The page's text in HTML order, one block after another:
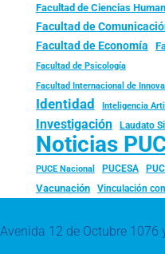
Facultad de Ciencias
Facultad de
Facultad de Economía
Facultad de Psicología
Facultad Internacional de
Identidad Inteligencia
Investigación Laudato
Noticias
PUCE Nacional PUCESA
Vacunación
Vinculación
Avenida 12 de Octubre 1076